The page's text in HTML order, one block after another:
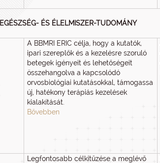
EGÉSZSÉG- ÉS ÉLELMISZER-TUDOMÁNY
A BBMRI ERIC célja, hogy a kutatók,
ipari szereplők és a kezelésre szoruló
betegek igényeit és lehetőségeit
összehangolva a kapcsolódó
orvosbiológiai kutatásokkal, támogassa
új, hatékony terápiás kezelések
kialakítását.
Bővebben
Legfontosabb célkitűzése a meglévő